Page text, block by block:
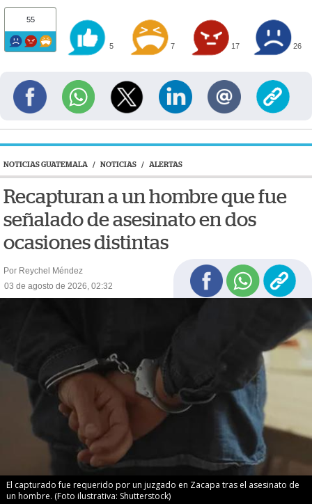
55
5 7 17 26
NOTICIAS GUATEMALA / NOTICIAS / ALERTAS
Recapturan a un hombre que fue
señalado de asesinato en dos
ocasiones distintas
Por Reychel Méndez
03 de agosto de 2026, 02:32
El capturado fue requerido por un juzgado en Zacapa tras el asesinato de
un hombre. (Foto ilustrativa: Shutterstock)